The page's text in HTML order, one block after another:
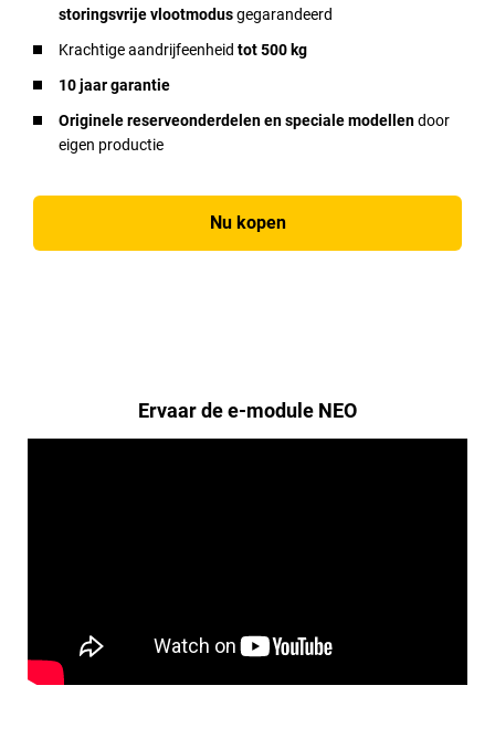
storingsvrije vlootmodusgegarandeerd
Krachtige aandrijfeenheid tot 500 kg
10 jaar garantie
Originele reserveonderdelen en speciale modellendoor
eigen productie
Nu kopen
Ervaar de e-module NEO